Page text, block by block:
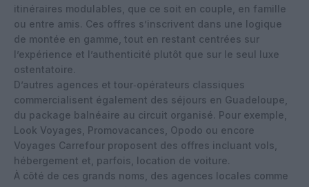
itinéraires modulables, que ce soit en couple, en famille
ou entre amis. Ces offres s’inscrivent dans une logique
de montée en gamme, tout en restant centrées sur
l’expérience et l’authenticité plutôt que sur le seul luxe
ostentatoire.
D’autres agences et tour‑opérateurs classiques
commercialisent également des séjours en Guadeloupe,
du package balnéaire au circuit organisé. Pour exemple,
Look Voyages, Promovacances, Opodo ou encore
Voyages Carrefour proposent des offres incluant vols,
hébergement et, parfois, location de voiture.
À côté de ces grands noms, des agences locales comme